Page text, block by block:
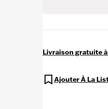
Livraison gratuite
Ajouter À La